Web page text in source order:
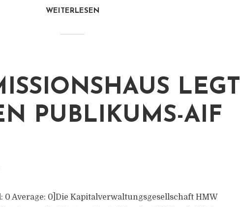
WEITERLESEN
LEGT
PUBLIKUMS-AIF
0 Average: 0]Die Kapitalverwaltungsgesellschaft HMW